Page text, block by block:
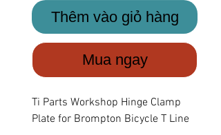
Thêm vào giỏ hàng
Mua ngay
Ti Parts Workshop Hinge Clamp
Plate for Brompton Bicycle T Line